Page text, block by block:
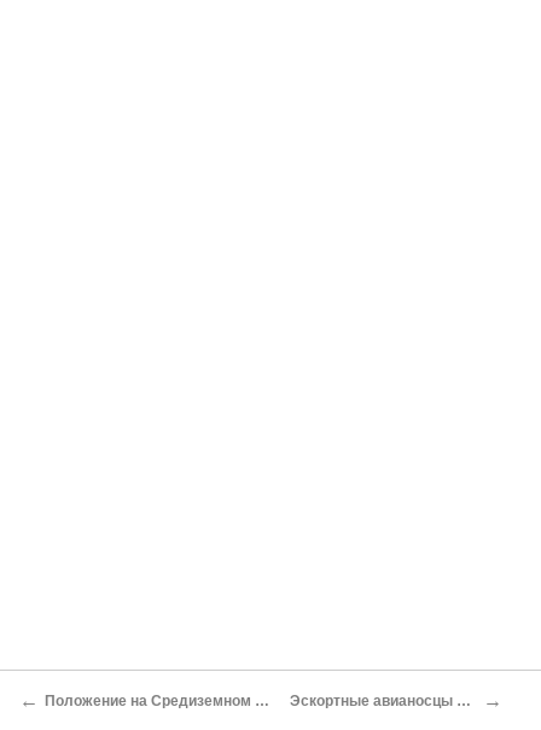
← Положение на Средиземном море меняется Эскортные авианосцы в Атлантике →